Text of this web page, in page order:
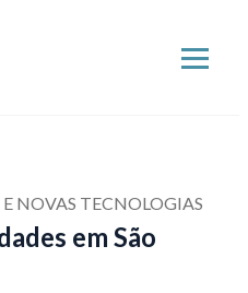
NOVAS TECNOLOGIAS
em São